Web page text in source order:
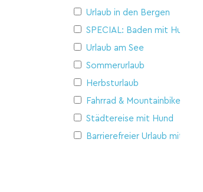
Urlaub in den Bergen
SPECIAL: Baden mit Hund
Urlaub am See
Sommerurlaub
Herbsturlaub
Fahrrad & Mountainbike
Städtereise mit Hund
Barrierefreier Urlaub mit Hund